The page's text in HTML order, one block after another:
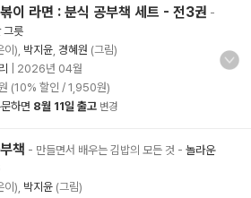
이 라면 : 분식 공부책 세트 - 전3권 -
그릇
이), 박지윤 경혜원 (그림)
2026년 04월
(10% 할인 / 1,950원)
하면 8월 11일 출고 변경
책 - 만들면서 배우는 김밥의 모든 것 - 놀라운
이), 박지윤 (그림)